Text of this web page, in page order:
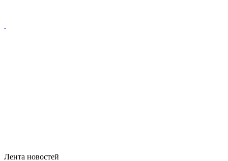
Лента новостей